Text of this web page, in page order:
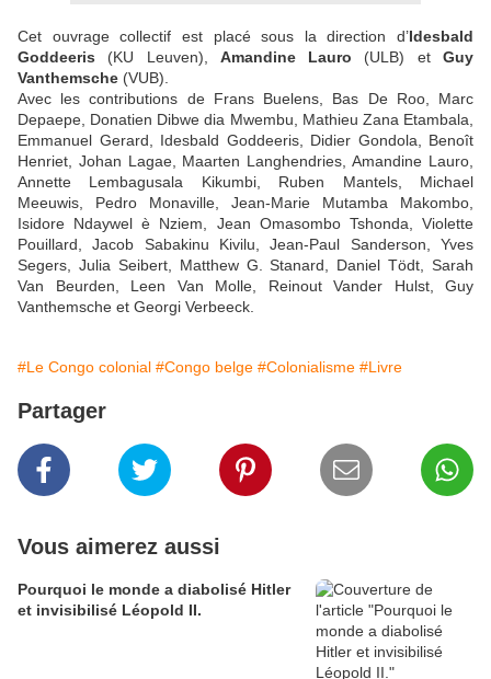
Cet ouvrage collectif est placé sous la direction d’Idesbald
Goddeeris (KU Leuven), Amandine Lauro (ULB) etGuy
Vanthemsche (VUB).
Avec les contributions de Frans Buelens, Bas De Roo, Marc
Depaepe, Donatien Dibwe dia Mwembu, Mathieu Zana Etambala,
Emmanuel Gerard, Idesbald Goddeeris, Didier Gondola, Benoît
Henriet, Johan Lagae, Maarten Langhendries, Amandine Lauro,
Annette Lembagusala Kikumbi, Ruben Mantels, Michael
Meeuwis, Pedro Monaville, Jean-Marie Mutamba Makombo,
Isidore Ndaywel è Nziem, Jean Omasombo Tshonda, Violette
Pouillard, Jacob Sabakinu Kivilu, Jean-Paul Sanderson, Yves
Segers, Julia Seibert, Matthew G. Stanard, Daniel Tödt, Sarah
Van Beurden, Leen Van Molle, Reinout Vander Hulst, Guy
Vanthemsche et Georgi Verbeeck.
#Le Congo colonial #Congo belge #Colonialisme #Livre
Partager
Vous aimerez aussi
Pourquoi le monde a diabolisé Hitler
et invisibilisé Léopold II.